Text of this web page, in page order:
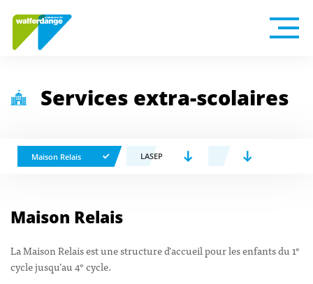
Services extra-scolaires
Maison Relais LASEP
Maison Relais
La Maison Relais est une structure d’accueil pour les enfants du 1°
cycle jusqu’au 4° cycle.